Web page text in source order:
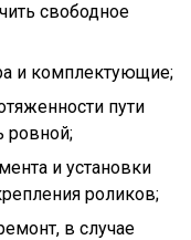
свободное
и комплектующие;
пути
ровной;
и установки
роликов;
в случае